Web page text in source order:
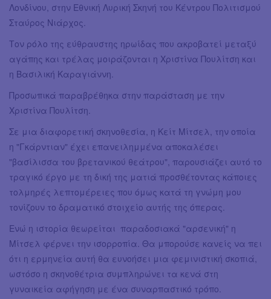
Λονδίνου, στην Εθνική Λυρική Σκηνή του Κέντρου Πολιτισμού
Σταύρος Νιάρχος.
Τον ρόλο της εύθραυστης ηρωίδας που ακροβατεί μεταξύ
αγάπης και τρέλας μοιράζονται η Χριστίνα Πουλίτση και
η Βασιλική Καραγιάννη.
Προσωπικά παραβρέθηκα στην παράσταση με την
Χριστίνα Πουλίτση.
Σε μια διαφορετική σκηνοθεσία, η Κείτ Μίτσελ, την οποία
η "Γκάρντιαν" έχει επανειλημμένα αποκαλέσει
"βασίλισσα του βρετανικού θεάτρου", παρουσιάζει αυτό το
τραγικό έργο με τη δική της ματιά προσθέτοντας κάποιες
τολμηρές λεπτομέρειες που όμως κατά τη γνώμη μου
τονίζουν το δραματικό στοιχείο αυτής της όπερας.
Ενώ η ιστορία θεωρείται παραδοσιακά "αρσενική" η
Μίτσελ φέρνει την ισορροπία. Θα μπορούσε κανείς να πει
ότι η ερμηνεία αυτή θα ευνοήσει μια φεμινιστική σκοπιά,
ωστόσο η σκηνοθέτρια συμπληρώνει τα κενά στη
γυναικεία αφήγηση με ένα συναρπαστικό τρόπο.